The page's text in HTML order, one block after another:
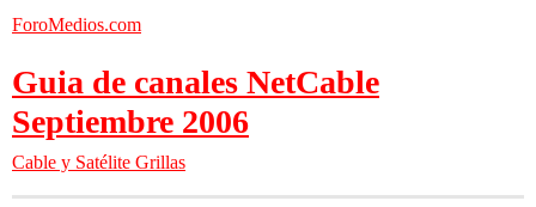
ForoMedios.com
Guia de canales NetCable
Septiembre 2006
Cable y Satélite Grillas